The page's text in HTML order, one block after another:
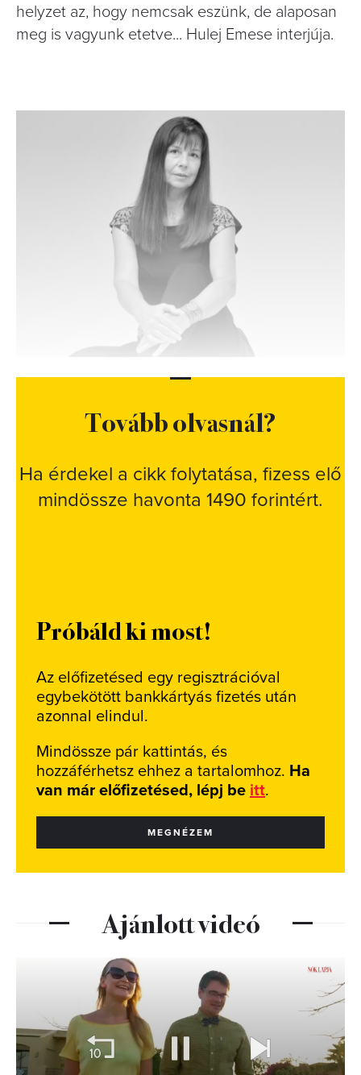
helyzet az, hogy nemcsak eszünk, de alaposan
meg is vagyunk etetve... Hulej Emese interjúja.
Tovább olvasnál?
Ha érdekel a cikk folytatása, fizess elő
mindössze havonta 1490 forintért.
Próbáld ki most!
Az előfizetésed egy regisztrációval
egybekötött bankkártyás fizetés után
azonnal elindul.
Mindössze pár kattintás, és
hozzáférhetsz ehhez a tartalomhoz. Ha
van már előfizetésed, lépj be itt.
MEGNÉZEM
Ajánlott videó